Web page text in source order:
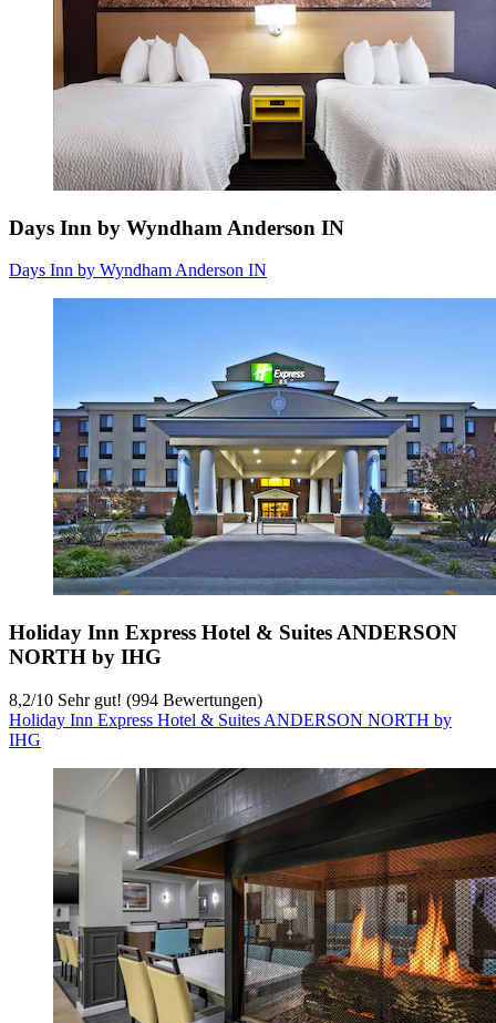
Days Inn by Wyndham Anderson IN
Days Inn by Wyndham Anderson IN
Holiday Inn Express Hotel & Suites ANDERSON
NORTH by IHG
8,2/10 Sehr gut! (994 Bewertungen)
Holiday Inn Express Hotel & Suites ANDERSON NORTH by
IHG